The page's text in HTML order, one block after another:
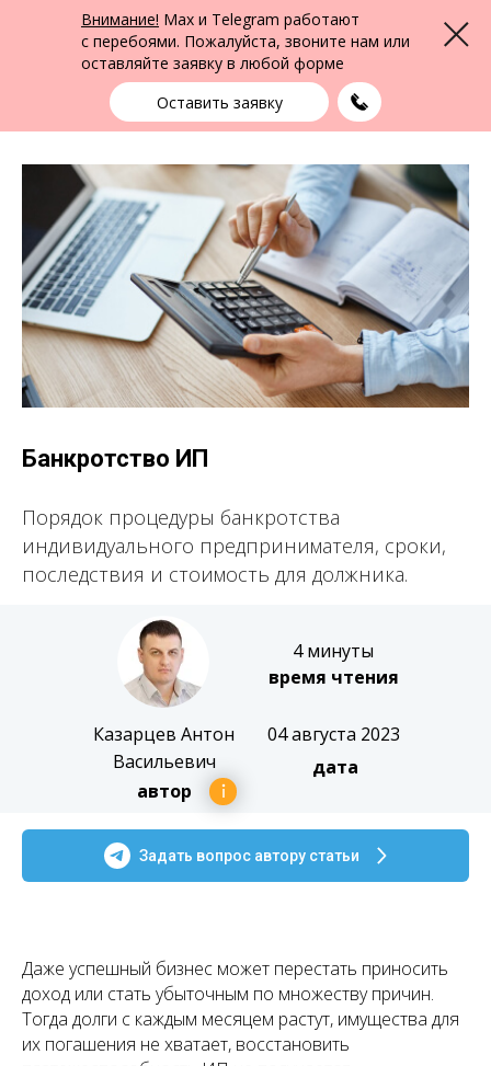
Внимание! Max и Telegram работают
с перебоями. Пожалуйста, звоните нам или
оставляйте заявку в любой форме
Оставить заявку
Меню
Юридическая помощь в Барнауле
ФПК Альтернатива
Барнаул
выбрать город
+7 (3852) 22-22-15
Банкротство ИП
Порядок процедуры банкротства
индивидуального предпринимателя, сроки,
последствия и стоимость для должника.
04 августа 2023
дата
4 минуты
время чтения
Казарцев Антон
Васильевич
автор
Задать вопрос автору статьи
Даже успешный бизнес может перестать приносить
доход или стать убыточным по множеству причин.
Тогда долги с каждым месяцем растут, имущества для
их погашения не хватает, восстановить